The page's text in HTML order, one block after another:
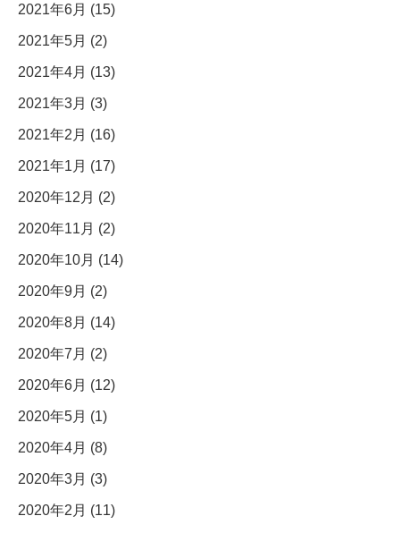
2021年6月 (15)
2021年5月 (2)
2021年4月 (13)
2021年3月 (3)
2021年2月 (16)
2021年1月 (17)
2020年12月 (2)
2020年11月 (2)
2020年10月 (14)
2020年9月 (2)
2020年8月 (14)
2020年7月 (2)
2020年6月 (12)
2020年5月 (1)
2020年4月 (8)
2020年3月 (3)
2020年2月 (11)